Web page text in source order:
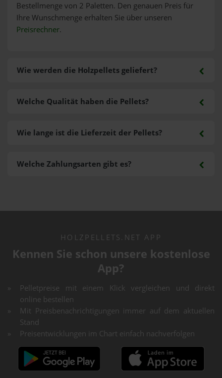
Bestellmenge von 2 Paletten. Den genauen Preis für
Ihre Wunschmenge erhalten Sie über unseren
Preisrechner.
Wie werden die Holzpellets geliefert?
Welche Zahlungsarten gibt es?
Welche Qualität haben die Pellets?
Wie lange ist die Lieferzeit der Pellets?
HOLZPELLETS.NET APP
Kennen Sie schon unsere kostenlose
App?
Pelletpreise mit einem Klick vergleichen und direkt
online bestellen
Mit Preisbenachrichtigungen immer auf dem aktuellen
Stand
Preisentwicklungen im Chart einfach nachverfolgen